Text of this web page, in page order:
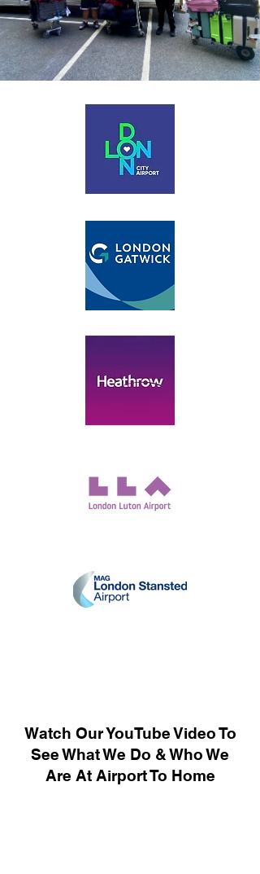
Watch Our YouTube Video To
See What We Do & Who We
Are At Airport To Home